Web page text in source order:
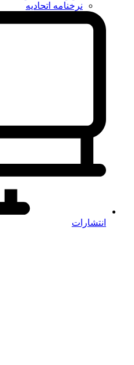
نرخنامه اتحادیه
انتشارات